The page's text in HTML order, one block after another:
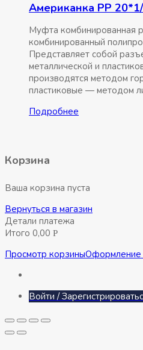
Американка РР
Муфта комбинированная
комбинированный
Представляет собой
металлической и
производятся методом
пластиковые — методом
Подробнее
Корзина
Ваша корзина пуста
Вернуться в магазин
Детали платежа
Итого 0,00 Р
Просмотр корзиныОформление
Войти /